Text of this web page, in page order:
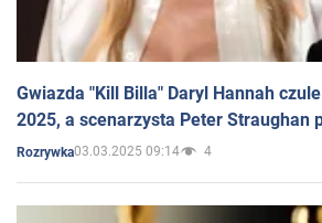
Gwiazda "Kill Billa" Daryl Hannah
2025, a scenarzysta Peter Straughan
Rozrywka03.03.2025 09:14 4